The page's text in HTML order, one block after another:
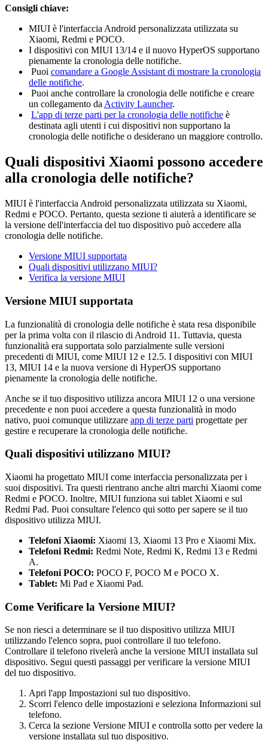
Consigli chiave:
MIUI è l'interfaccia Android personalizzata utilizzata su
Xiaomi, Redmi e POCO.
I dispositivi con MIUI 13/14 e il nuovo HyperOS supportano
pienamente la cronologia delle notifiche.
Puoi comandare a Google Assistant di mostrare la cronologia
delle notifiche.
Puoi anche controllare la cronologia delle notifiche e creare
un collegamento da Activity Launcher.
L'app di terze parti per la cronologia delle notifiche è
destinata agli utenti i cui dispositivi non supportano la
cronologia delle notifiche o desiderano un maggiore controllo.
Quali dispositivi Xiaomi possono accedere
alla cronologia delle notifiche?
MIUI è l'interfaccia Android personalizzata utilizzata su Xiaomi,
Redmi e POCO. Pertanto, questa sezione ti aiuterà a identificare se
la versione dell'interfaccia del tuo dispositivo può accedere alla
cronologia delle notifiche.
Versione MIUI supportata
Quali dispositivi utilizzano MIUI?
Verifica la versione MIUI
Versione MIUI supportata
La funzionalità di cronologia delle notifiche è stata resa disponibile
per la prima volta con il rilascio di Android 11. Tuttavia, questa
funzionalità era supportata solo parzialmente sulle versioni
precedenti di MIUI, come MIUI 12 e 12.5. I dispositivi con MIUI
13, MIUI 14 e la nuova versione di HyperOS supportano
pienamente la cronologia delle notifiche.
Anche se il tuo dispositivo utilizza ancora MIUI 12 o una versione
precedente e non puoi accedere a questa funzionalità in modo
nativo, puoi comunque utilizzare app di terze parti progettate per
gestire e recuperare la cronologia delle notifiche.
Quali dispositivi utilizzano MIUI?
Xiaomi ha progettato MIUI come interfaccia personalizzata per i
suoi dispositivi. Tra questi rientrano anche altri marchi Xiaomi come
Redmi e POCO. Inoltre, MIUI funziona sui tablet Xiaomi e sul
Redmi Pad. Puoi consultare l'elenco qui sotto per sapere se il tuo
dispositivo utilizza MIUI.
Telefoni Xiaomi: Xiaomi 13, Xiaomi 13 Pro e Xiaomi Mix.
Telefoni Redmi: Redmi Note, Redmi K, Redmi 13 e Redmi
A.
Telefoni POCO: POCO F, POCO M e POCO X.
Tablet: Mi Pad e Xiaomi Pad.
Come Verificare la Versione MIUI?
Se non riesci a determinare se il tuo dispositivo utilizza MIUI
utilizzando l'elenco sopra, puoi controllare il tuo telefono.
Controllare il telefono rivelerà anche la versione MIUI installata sul
dispositivo. Segui questi passaggi per verificare la versione MIUI
del tuo dispositivo.
Apri l'app Impostazioni sul tuo dispositivo.
Scorri l'elenco delle impostazioni e seleziona Informazioni sul
telefono.
Cerca la sezione Versione MIUI e controlla sotto per vedere la
versione installata sul tuo dispositivo.